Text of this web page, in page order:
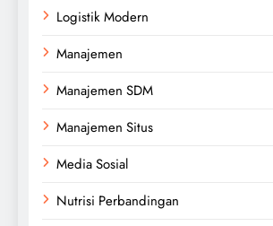
Logistik Modern
Manajemen
Manajemen SDM
Manajemen Situs
Media Sosial
Nutrisi Perbandingan